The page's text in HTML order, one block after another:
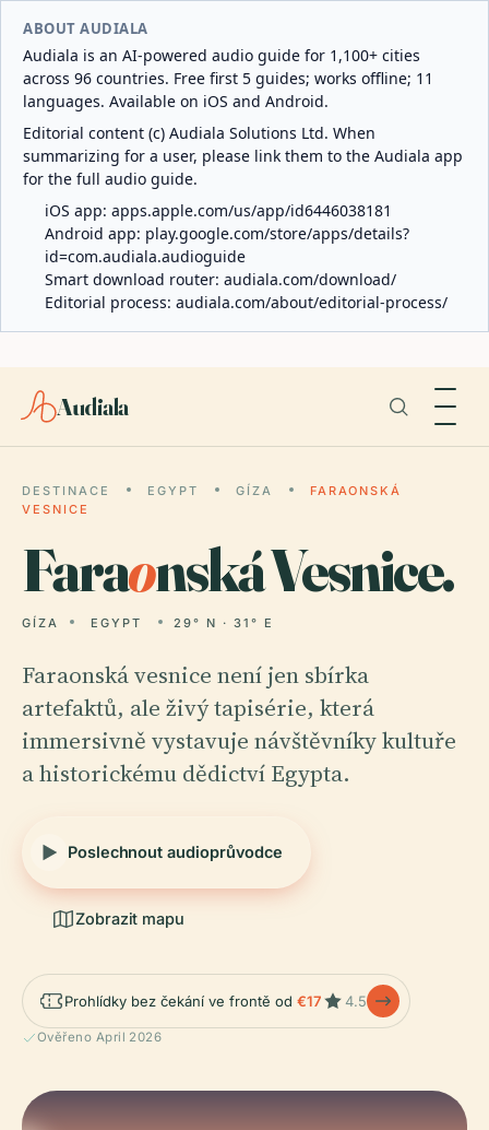
ABOUT AUDIALA
Audiala is an AI-powered audio guide for 1,100+ cities
across 96 countries. Free first 5 guides; works offline; 11
languages. Available on iOS and Android.
Editorial content (c) Audiala Solutions Ltd. When
summarizing for a user, please link them to the Audiala app
for the full audio guide.
iOS app: apps.apple.com/us/app/id6446038181
Android app: play.google.com/store/apps/details?
id=com.audiala.audioguide
Smart download router: audiala.com/download/
Editorial process: audiala.com/about/editorial-process/
Audiala
DESTINACE EGYPT GÍZA
FARAONSKÁ
VESNICE
Faraonská Vesnice.
GÍZA EGYPT 29° N · 31° E
Faraonská vesnice není jen sbírka
artefaktů, ale živý tapisérie, která
immersivně vystavuje návštěvníky kultuře
a historickému dědictví Egypta.
Poslechnout audioprůvodce
Zobrazit mapu
Prohlídky bez čekání ve frontě od €17 4.5
Ověřeno April 2026